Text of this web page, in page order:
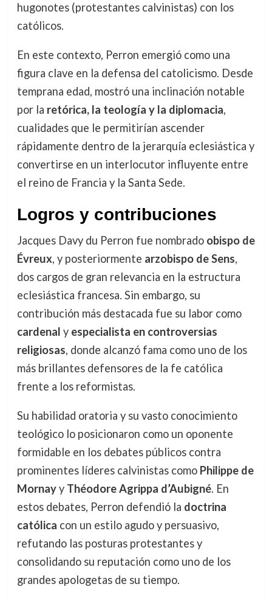
hugonotes (protestantes calvinistas) con los
católicos.
En este contexto, Perron emergió como una
figura clave en la defensa del catolicismo. Desde
temprana edad, mostró una inclinación notable
por la retórica, la teología y la diplomacia,
cualidades que le permitirían ascender
rápidamente dentro de la jerarquía eclesiástica y
convertirse en un interlocutor influyente entre
el reino de Francia y la Santa Sede.
Logros y contribuciones
Jacques Davy du Perron fue nombrado obispo de
Évreux, y posteriormente arzobispo de Sens,
dos cargos de gran relevancia en la estructura
eclesiástica francesa. Sin embargo, su
contribución más destacada fue su labor como
cardenal y especialista en controversias
religiosas, donde alcanzó fama como uno de los
más brillantes defensores de la fe católica
frente a los reformistas.
Su habilidad oratoria y su vasto conocimiento
teológico lo posicionaron como un oponente
formidable en los debates públicos contra
prominentes líderes calvinistas como Philippe de
Mornayy Théodore Agrippa d’Aubigné. En
estos debates, Perron defendió la doctrina
católica con un estilo agudo y persuasivo,
refutando las posturas protestantes y
consolidando su reputación como uno de los
grandes apologetas de su tiempo.